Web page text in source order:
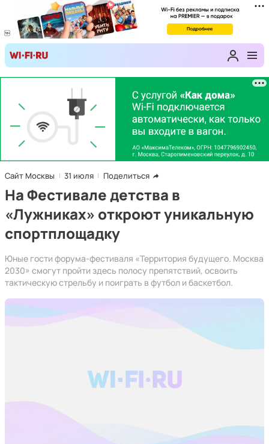
Сайт Москвы 31 июля Поделиться
На Фестивале детства в
«Лужниках» откроют уникальную
спортплощадку
Юные гости форума-фестиваля «Территория будущего. Москва
2030» смогут пройти здесь полосу препятствий, освоить
тактическую стрельбу и поиграть в футбол и баскетбол.